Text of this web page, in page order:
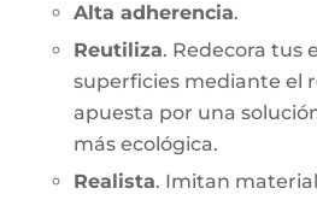
Alta adherencia.
Reutiliza. Redecora tus
superficies mediante el
apuesta por una
más ecológica.
Realista. Imitan